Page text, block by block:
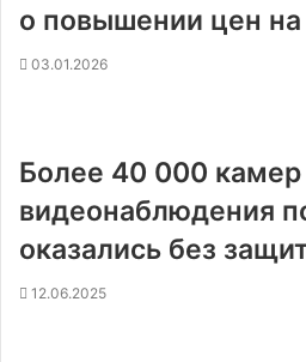
о повышении цен
03.01.2026
Более 40 000 камер
видеонаблюдения
оказались без
12.06.2025